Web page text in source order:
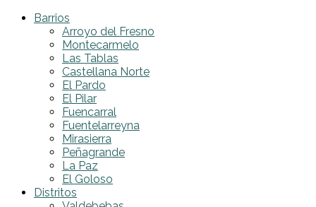
Barrios
Arroyo del Fresno
Montecarmelo
Las Tablas
Castellana Norte
El Pardo
El Pilar
Fuencarral
Fuentelarreyna
Mirasierra
Peñagrande
La Paz
El Goloso
Distritos